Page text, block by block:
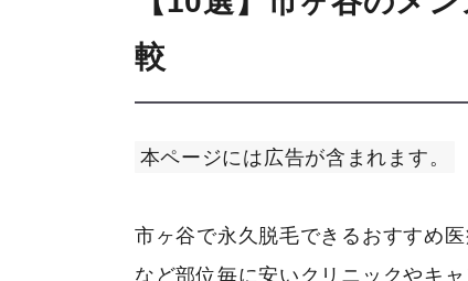
較
本ページには広告が含まれます。
市ヶ谷で永久脱毛できるおすすめ
など部位毎に安いクリニックやキ